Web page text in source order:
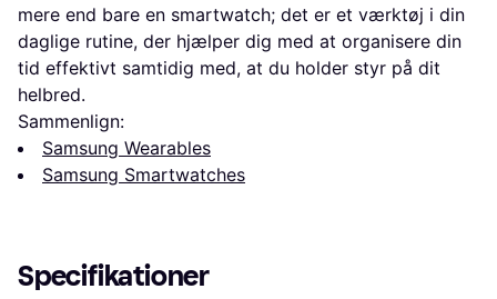
mere end bare en smartwatch; det er et værktøj i din
daglige rutine, der hjælper dig med at organisere din
tid effektivt samtidig med, at du holder styr på dit
helbred.
Sammenlign:
Samsung Wearables
Samsung Smartwatches
Specifikationer